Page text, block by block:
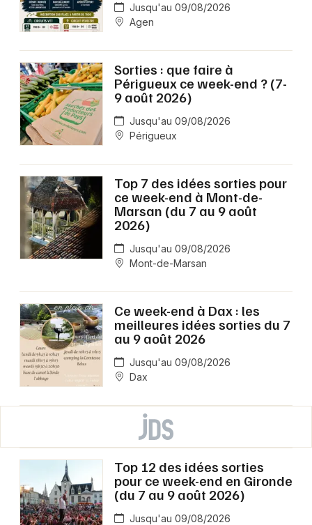
Jusqu'au 09/08/2026
Agen
Sorties : que faire à
Périgueux ce week-end ? (7-
9 août 2026)
Jusqu'au 09/08/2026
Périgueux
Top 7 des idées sorties pour
ce week-end à Mont-de-
Marsan (du 7 au 9 août
2026)
Jusqu'au 09/08/2026
Mont-de-Marsan
Ce week-end à Dax : les
meilleures idées sorties du 7
au 9 août 2026
Jusqu'au 09/08/2026
Dax
Top 12 des idées sorties
pour ce week-end en Gironde
(du 7 au 9 août 2026)
Jusqu'au 09/08/2026